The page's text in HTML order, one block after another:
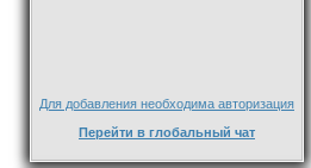
Для добавления необходима авторизация
Перейти в глобальный чат